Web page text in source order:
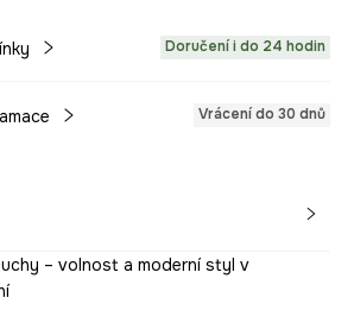
Doručení i do 24 hodin
Vrácení do 30 dnů
– volnost a moderní styl v